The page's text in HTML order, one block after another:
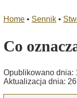
Home • Sennik •
Co
Opublikowano dnia:
Aktualizacja dnia: